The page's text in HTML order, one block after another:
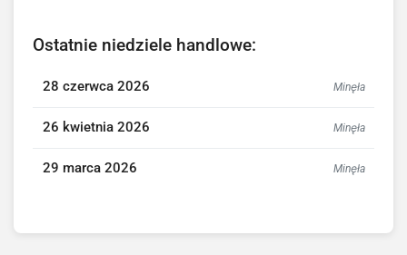
Ostatnie niedziele handlowe:
28 czerwca 2026 Minęła
26 kwietnia 2026 Minęła
29 marca 2026 Minęła